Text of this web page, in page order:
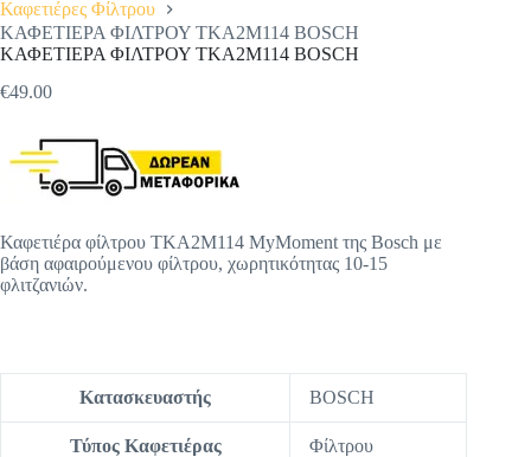
Αρχική
σελίδα
Καφετιέρες Φίλτρου
ΚΑΦΕΤΙΕΡΑ ΦΙΛΤΡΟΥ TKA2M114 BOSCH
ΚΑΦΕΤΙΕΡΑ ΦΙΛΤΡΟΥ TKA2M114 BOSCH
€49.00
Καφετιέρα φίλτρου TKA2M114 MyMoment της Bosch με
βάση αφαιρούμενου φίλτρου, χωρητικότητας 10-15
φλιτζανιών.
Κατασκευαστής BOSCH
Τύπος Καφετιέρας Φίλτρου